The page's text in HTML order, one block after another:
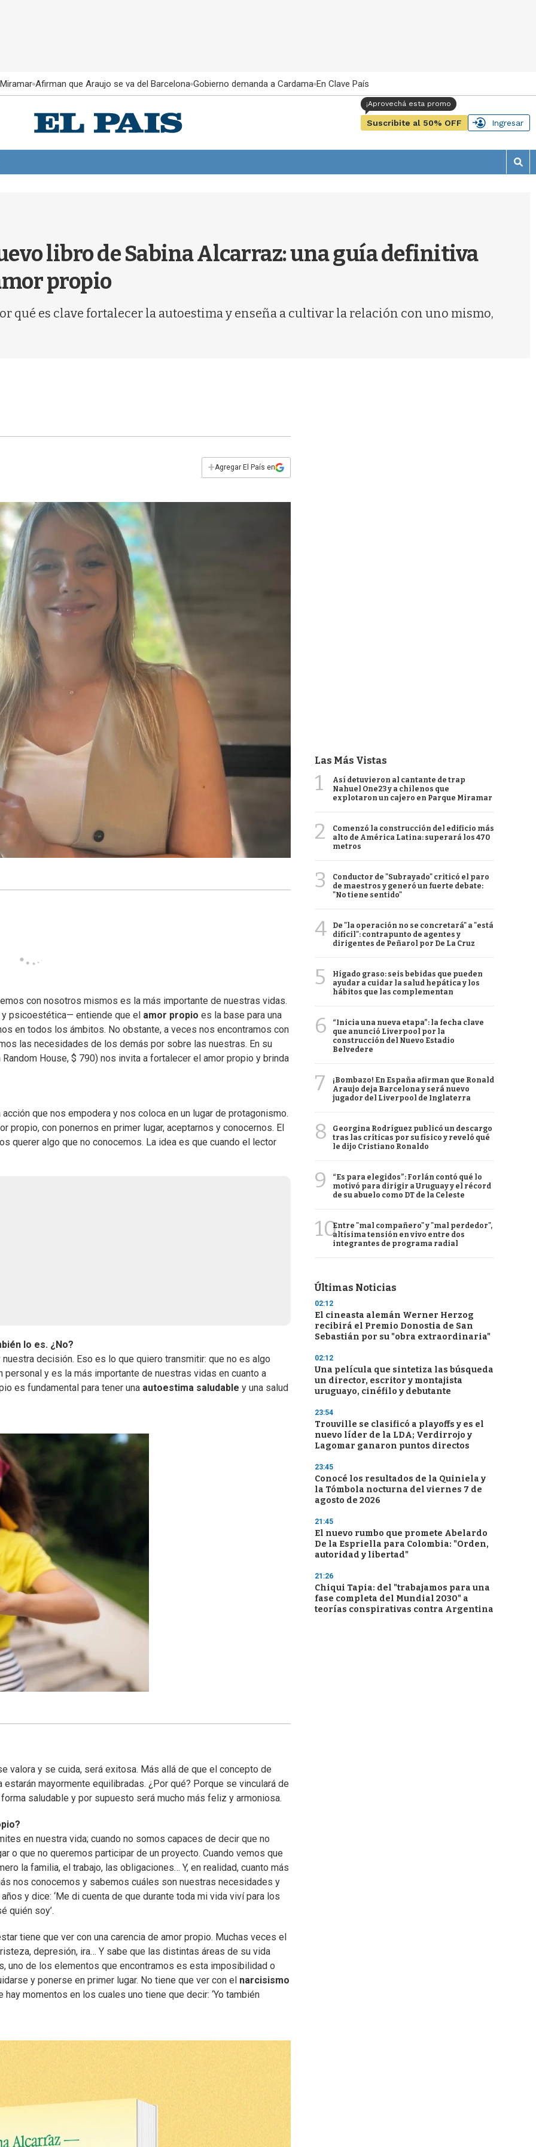
Afirman que Araujo se va del Barcelona Gobierno demanda a Cardama En Clave País
Suscribite al 50% OFF Ingresar
M
o
libro de Sabina Alcarraz: una guía definitiva
propio
qué es clave fortalecer la autoestima y enseña a cultivar la relación con uno mismo,
+Agregar El País en
con nosotros mismos es la más importante de nuestras vidas.
psicoestética— entiende que el amor propio es la base para una
en todos los ámbitos. No obstante, a veces nos encontramos con
las necesidades de los demás por sobre las nuestras. En su
Random House, $ 790) nos invita a fortalecer el amor propio y brinda
que nos empodera y nos coloca en un lugar de protagonismo.
propio, con ponernos en primer lugar, aceptarnos y conocernos. El
querer algo que no conocemos. La idea es que cuando el lector
lo es. ¿No?
decisión. Eso es lo que quiero transmitir: que no es algo
y es la más importante de nuestras vidas en cuanto a
es fundamental para tener una autoestima saludable y una salud
valora y se cuida, será exitosa. Más allá de que el concepto de
mayormente equilibradas. ¿Por qué? Porque se vinculará de
saludable y por supuesto será mucho más feliz y armoniosa.
en nuestra vida; cuando no somos capaces de decir que no
o que no queremos participar de un proyecto. Cuando vemos que
la familia, el trabajo, las obligaciones… Y, en realidad, cuanto más
nos conocemos y sabemos cuáles son nuestras necesidades y
y dice: ‘Me di cuenta de que durante toda mi vida viví para los
quién soy’.
tiene que ver con una carencia de amor propio. Muchas veces el
depresión, ira… Y sabe que las distintas áreas de su vida
uno de los elementos que encontramos es esta imposibilidad o
y ponerse en primer lugar. No tiene que ver con el narcisismo
hay momentos en los cuales uno tiene que decir: ‘Yo también
Las Más Vistas
1
Así detuvieron al cantante de trap
Nahuel One23 y a chilenos que
explotaron un cajero en Parque Miramar
2
Comenzó la construcción del edificio más
alto de América Latina: superará los 470
metros
3
Conductor de "Subrayado" criticó el paro
de maestros y generó un fuerte debate:
"No tiene sentido"
4
De "la operación no se concretará" a "está
difícil": contrapunto de agentes y
dirigentes de Peñarol por De La Cruz
5
Hígado graso: seis bebidas que pueden
ayudar a cuidar la salud hepática y los
hábitos que las complementan
6
“Inicia una nueva etapa”: la fecha clave
que anunció Liverpool por la
construcción del Nuevo Estadio
Belvedere
7
¡Bombazo! En España afirman que Ronald
Araujo deja Barcelona y será nuevo
jugador del Liverpool de Inglaterra
8
Georgina Rodríguez publicó un descargo
tras las críticas por su físico y reveló qué
le dijo Cristiano Ronaldo
9
“Es para elegidos”: Forlán contó qué lo
motivó para dirigir a Uruguay y el récord
de su abuelo como DT de la Celeste
10Entre "mal compañero" y "mal perdedor",
altísima tensión en vivo entre dos
integrantes de programa radial
Últimas Noticias
02:12
El cineasta alemán Werner Herzog
recibirá el Premio Donostia de San
Sebastián por su "obra extraordinaria"
02:12
Una película que sintetiza las búsqueda
un director, escritor y montajista
uruguayo, cinéfilo y debutante
23:54
Trouville se clasificó a playoffs y es el
nuevo líder de la LDA; Verdirrojo y
Lagomar ganaron puntos directos
23:45
Conocé los resultados de la Quiniela y
la Tómbola nocturna del viernes 7 de
agosto de 2026
21:45
El nuevo rumbo que promete Abelardo
De la Espriella para Colombia: "Orden,
autoridad y libertad"
21:26
Chiqui Tapia: del "trabajamos para una
fase completa del Mundial 2030" a
teorías conspirativas contra Argentina